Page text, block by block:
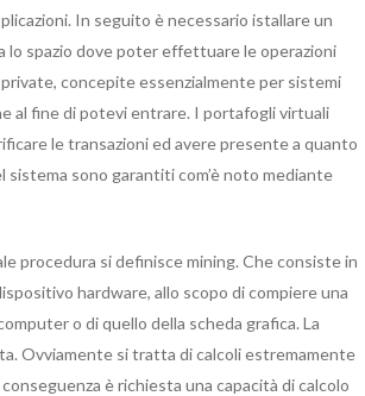
In seguito è necessario istallare un
lo spazio dove poter effettuare le operazioni
concepite essenzialmente per sistemi
al fine di potevi entrare. I portafogli virtuali
le transazioni ed avere presente a quanto
sistema sono garantiti com’è noto mediante
procedura si definisce mining. Che consiste in
hardware, allo scopo di compiere una
o di quello della scheda grafica. La
Ovviamente si tratta di calcoli estremamente
è richiesta una capacità di calcolo